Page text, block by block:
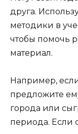
друга.
методики в
чтобы помочь
материал.
Например,
предложите
города или
периода. Если